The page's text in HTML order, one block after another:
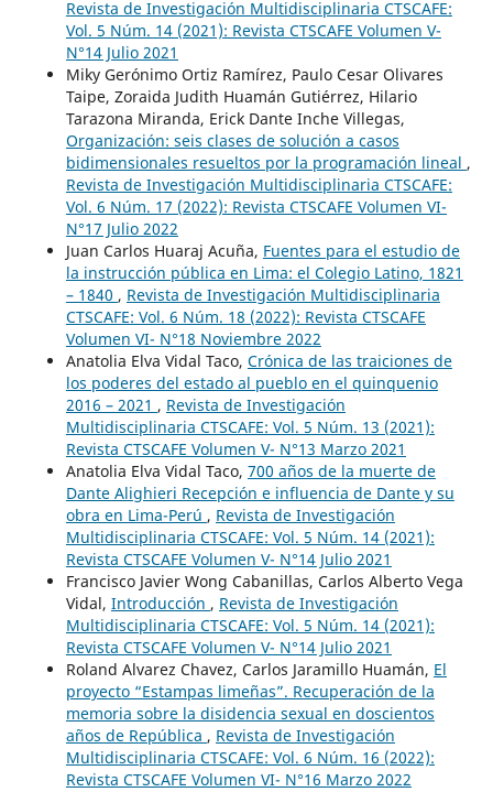
Revista de Investigación Multidisciplinaria CTSCAFE:
Vol. 5 Núm. 14 (2021): Revista CTSCAFE Volumen V-
N°14 Julio 2021
Miky Gerónimo Ortiz Ramírez, Paulo Cesar Olivares
Taipe, Zoraida Judith Huamán Gutiérrez, Hilario
Tarazona Miranda, Erick Dante Inche Villegas,
Organización: seis clases de solución a casos
bidimensionales resueltos por la programación lineal ,
Revista de Investigación Multidisciplinaria CTSCAFE:
Vol. 6 Núm. 17 (2022): Revista CTSCAFE Volumen VI-
N°17 Julio 2022
Juan Carlos Huaraj Acuña, Fuentes para el estudio de
la instrucción pública en Lima: el Colegio Latino, 1821
– 1840 , Revista de Investigación Multidisciplinaria
CTSCAFE: Vol. 6 Núm. 18 (2022): Revista CTSCAFE
Volumen VI- N°18 Noviembre 2022
Anatolia Elva Vidal Taco, Crónica de las traiciones de
los poderes del estado al pueblo en el quinquenio
2016 – 2021 , Revista de Investigación
Multidisciplinaria CTSCAFE: Vol. 5 Núm. 13 (2021):
Revista CTSCAFE Volumen V- N°13 Marzo 2021
Anatolia Elva Vidal Taco, 700 años de la muerte de
Dante Alighieri Recepción e influencia de Dante y su
obra en Lima-Perú , Revista de Investigación
Multidisciplinaria CTSCAFE: Vol. 5 Núm. 14 (2021):
Revista CTSCAFE Volumen V- N°14 Julio 2021
Francisco Javier Wong Cabanillas, Carlos Alberto Vega
Vidal, Introducción , Revista de Investigación
Multidisciplinaria CTSCAFE: Vol. 5 Núm. 14 (2021):
Revista CTSCAFE Volumen V- N°14 Julio 2021
Roland Alvarez Chavez, Carlos Jaramillo Huamán, El
proyecto “Estampas limeñas”. Recuperación de la
memoria sobre la disidencia sexual en doscientos
años de República , Revista de Investigación
Multidisciplinaria CTSCAFE: Vol. 6 Núm. 16 (2022):
Revista CTSCAFE Volumen VI- N°16 Marzo 2022